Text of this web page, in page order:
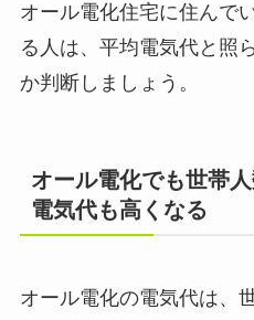
オール電化住宅に住んで
る人は、平均電気代と照
か判断しましょう。
オール電化でも世帯
電気代も高くなる
オール電化の電気代は、